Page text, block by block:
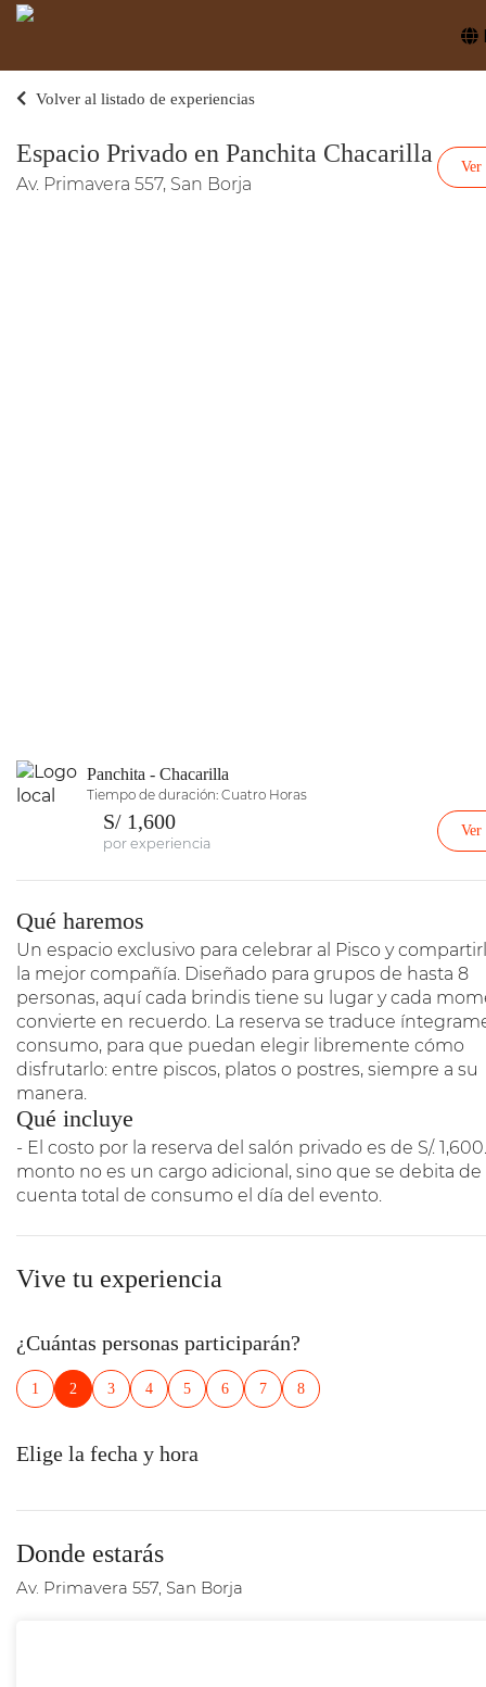
Volver al listado de experiencias
Espacio Privado en Panchita Chacarilla
Av. Primavera 557, San Borja
Ver
Panchita - Chacarilla
Tiempo de duración: Cuatro Horas
S/ 1,600
por experiencia
Ver
Qué haremos
Un espacio exclusivo para celebrar al Pisco y
la mejor compañía. Diseñado para grupos de hasta 8
personas, aquí cada brindis tiene su lugar y cada
convierte en recuerdo. La reserva se traduce
consumo, para que puedan elegir libremente cómo
disfrutarlo: entre piscos, platos o postres, siempre a su
manera.
Qué incluye
- El costo por la reserva del salón privado es de S/.
monto no es un cargo adicional, sino que se debita de
cuenta total de consumo el día del evento.
Vive tu experiencia
¿Cuántas personas participarán?
1 2 3 4 5 6 7 8
Elige la fecha y hora
Donde estarás
Av. Primavera 557, San Borja